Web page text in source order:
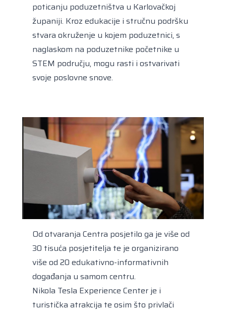
poticanju poduzetništva u Karlovačkoj
županiji. Kroz edukacije i stručnu podršku
stvara okruženje u kojem poduzetnici, s
naglaskom na poduzetnike početnike u
STEM području, mogu rasti i ostvarivati
svoje poslovne snove.
Od otvaranja Centra posjetilo ga je više od
30 tisuća posjetitelja te je organizirano
više od 20 edukativno-informativnih
događanja u samom centru.
Nikola Tesla Experience Center je i
turistička atrakcija te osim što privlači